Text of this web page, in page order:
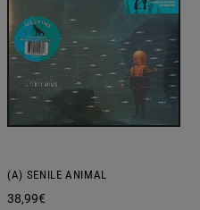
(A) SENILE ANIMAL
38,99€